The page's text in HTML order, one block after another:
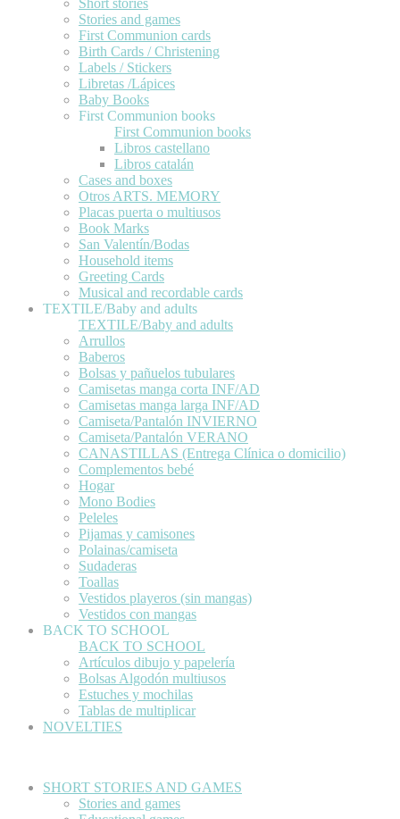
Stories and games
First Communion cards
Birth Cards / Christening
Labels / Stickers
Libretas /Lápices
Baby Books
First Communion books
First Communion books
Libros castellano
Libros catalán
Cases and boxes
Otros ARTS. MEMORY
Placas puerta o multiusos
Book Marks
San Valentín/Bodas
Household items
Greeting Cards
Musical and recordable cards
TEXTILE/Baby and adults
TEXTILE/Baby and adults
Arrullos
Baberos
Bolsas y pañuelos tubulares
Camisetas manga corta INF/AD
Camisetas manga larga INF/AD
Camiseta/Pantalón INVIERNO
Camiseta/Pantalón VERANO
CANASTILLAS (Entrega Clínica o domicilio)
Complementos bebé
Hogar
Mono Bodies
Peleles
Pijamas y camisones
Polainas/camiseta
Sudaderas
Toallas
Vestidos playeros (sin mangas)
Vestidos con mangas
BACK TO SCHOOL
BACK TO SCHOOL
Artículos dibujo y papelería
Bolsas Algodón multiusos
Estuches y mochilas
Tablas de multiplicar
NOVELTIES
SHORT STORIES AND GAMES
Stories and games